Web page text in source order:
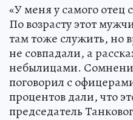
«У меня у самого отец
По возрасту этот
там тоже служить, но
не совпадали, а
небылицами.
поговорил с
процентов дали, что
председатель